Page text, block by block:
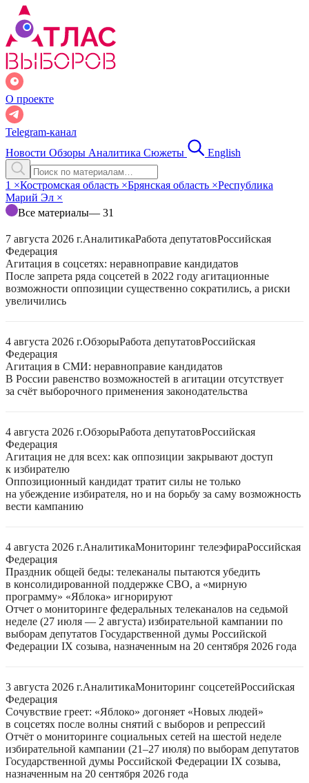
О проекте
Telegram-канал
Новости Обзоры Аналитика Сюжеты English
1 ×Костромская область ×Брянская область ×Республика
Марий Эл ×
Все материалы— 31
7 августа 2026 г.АналитикаРабота депутатовРоссийская
Федерация
Агитация в соцсетях: неравноправие кандидатов
После запрета ряда соцсетей в 2022 году агитационные
возможности оппозиции существенно сократились, а риски
увеличились
4 августа 2026 г.ОбзорыРабота депутатовРоссийская
Федерация
Агитация в СМИ: неравноправие кандидатов
В России равенство возможностей в агитации отсутствует
за счёт выборочного применения законодательства
4 августа 2026 г.ОбзорыРабота депутатовРоссийская
Федерация
Агитация не для всех: как оппозиции закрывают доступ
к избирателю
Оппозиционный кандидат тратит силы не только
на убеждение избирателя, но и на борьбу за саму возможность
вести кампанию
4 августа 2026 г.АналитикаМониторинг телеэфираРоссийская
Федерация
Праздник общей беды: телеканалы пытаются убедить
в консолидированной поддержке СВО, а «мирную
программу» «Яблока» игнорируют
Отчет о мониторинге федеральных телеканалов на седьмой
неделе (27 июля — 2 августа) избирательной кампании по
выборам депутатов Государственной думы Российской
Федерации IX созыва, назначенным на 20 сентября 2026 года
3 августа 2026 г.АналитикаМониторинг соцсетейРоссийская
Федерация
Сочувствие греет: «Яблоко» догоняет «Новых людей»
в соцсетях после волны снятий с выборов и репрессий
Отчёт о мониторинге социальных сетей на шестой неделе
избирательной кампании (21–27 июля) по выборам депутатов
Государственной думы Российской Федерации IX созыва,
назначенным на 20 сентября 2026 года